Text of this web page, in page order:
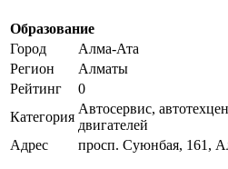
Образование
Город
Алма-Ата
Регион
Алматы
Рейтинг
0
Категория
Автосервис,
двигателей
Адрес
просп. Суюнбая, 161,